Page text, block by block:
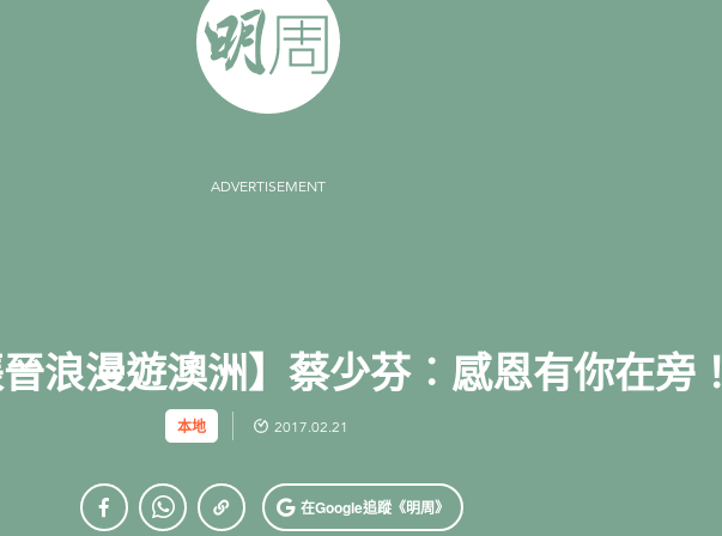
ADVERTISEMENT
浪漫遊澳洲】蔡少芬︰感恩有你在旁！
本地 2017.02.21
在Google追蹤《明周》